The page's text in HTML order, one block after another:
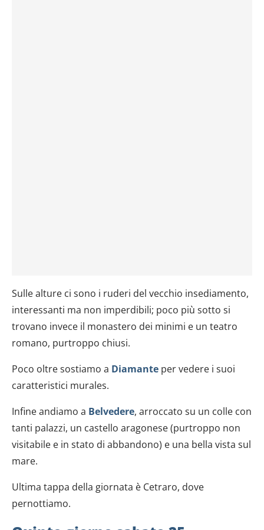
Sulle alture ci sono i ruderi del vecchio insediamento,
interessanti ma non imperdibili; poco più sotto si
trovano invece il monastero dei minimi e un teatro
romano, purtroppo chiusi.
Poco oltre sostiamo a Diamante per vedere i suoi
caratteristici murales.
Infine andiamo a Belvedere, arroccato su un colle con
tanti palazzi, un castello aragonese (purtroppo non
visitabile e in stato di abbandono) e una bella vista sul
mare.
Ultima tappa della giornata è Cetraro, dove
pernottiamo.